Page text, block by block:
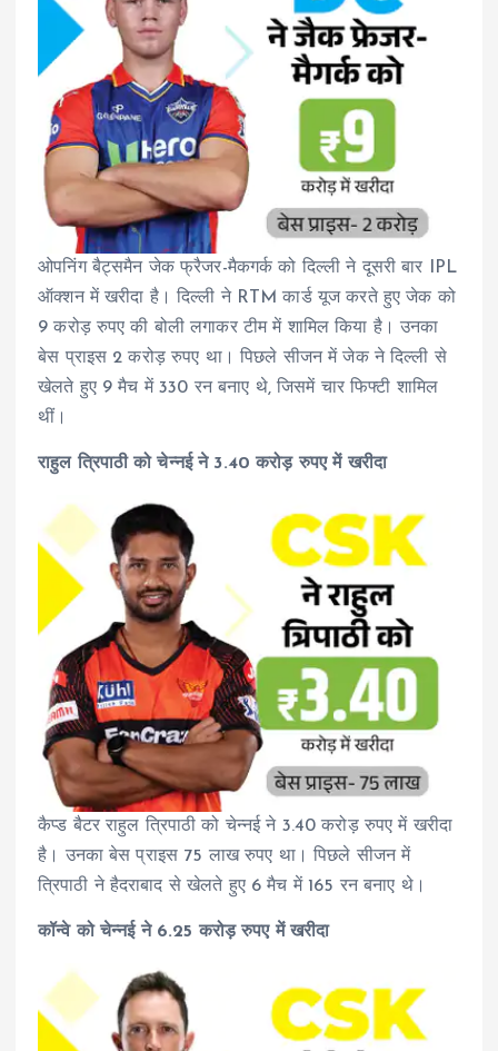
ओपनिंग बैट्समैन जेक फ्रैजर-मैकगर्क को दिल्ली ने दूसरी बार IPL
ऑक्शन में खरीदा है। दिल्ली ने RTM कार्ड यूज करते हुए जेक को
9 करोड़ रुपए की बोली लगाकर टीम में शामिल किया है। उनका
बेस प्राइस 2 करोड़ रुपए था। पिछले सीजन में जेक ने दिल्ली से
खेलते हुए 9 मैच में 330 रन बनाए थे, जिसमें चार फिफ्टी शामिल
थीं।
राहुल त्रिपाठी को चेन्नई ने 3.40 करोड़ रुपए में खरीदा
कैप्ड बैटर राहुल त्रिपाठी को चेन्नई ने 3.40 करोड़ रुपए में खरीदा
है। उनका बेस प्राइस 75 लाख रुपए था। पिछले सीजन में
त्रिपाठी ने हैदराबाद से खेलते हुए 6 मैच में 165 रन बनाए थे।
कॉन्वे को चेन्नई ने 6.25 करोड़ रुपए में खरीदा